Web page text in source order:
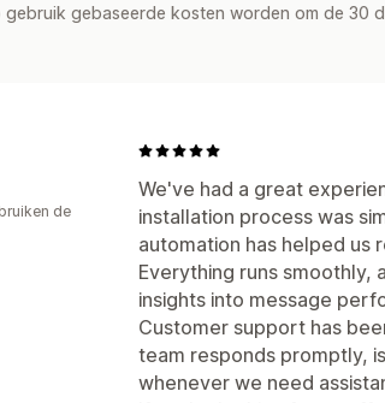
gebaseerde kosten worden om de 30
We've had a great
installation process was
automation has helped us
Everything runs
insights into message
Customer support has
team responds promptly,
whenever we need
de